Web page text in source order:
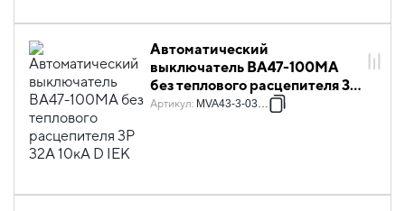
Автоматический
выключатель ВА47-100МА
без теплового расцепителя 3P
32А 10кА D IEK
Артикул: MVA43-3-032-D